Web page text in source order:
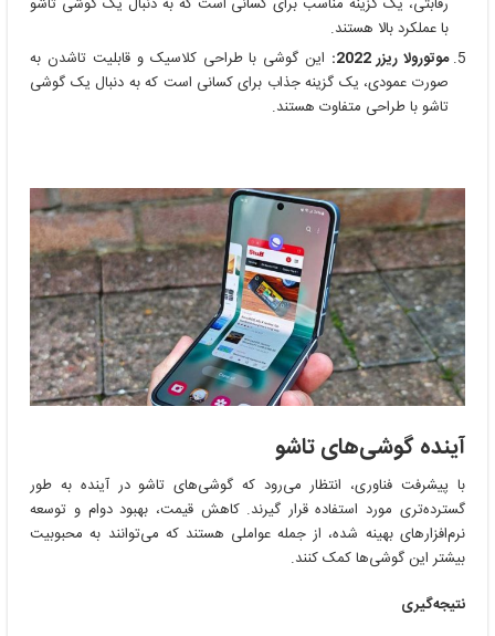
با عملکرد بالا هستند.
موتورولا ریزر 2022:
این گوشی با طراحی کلاسیک و قابلیت تاشدن به
صورت عمودی، یک گزینه جذاب برای کسانی است که به دنبال یک گوشی
تاشو با طراحی متفاوت هستند.
آینده گوشی‌های تاشو
با پیشرفت فناوری، انتظار می‌رود که گوشی‌های تاشو در آینده به طور
گسترده‌تری مورد استفاده قرار گیرند. کاهش قیمت، بهبود دوام و توسعه
نرم‌افزارهای بهینه شده، از جمله عواملی هستند که می‌توانند به محبوبیت
بیشتر این گوشی‌ها کمک کنند.
نتیجه‌گیری